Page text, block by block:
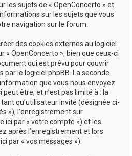
les sujets de « OpenConcerto » et
sur les sujets que vous
navigation sur le forum.
des cookies externes au logiciel
« OpenConcerto », bien que ceux-ci
qui est prévu pour couvrir
par le logiciel phpBB. La seconde
que vous nous envoyez
être, et n’est pas limité à : la
qu’utilisateur invité (désignée ci-
»), l’enregistrement sur
ici par « votre compte ») et les
après l’enregistrement et lors
par « vos messages »).